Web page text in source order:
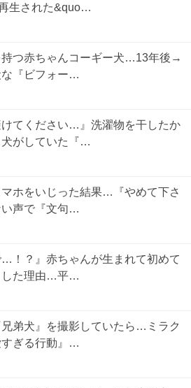
生された&quo…
持つ赤ちゃんコーギー犬…13年後→
な『ビフォー…
けてください…』洗濯物を干したか
がしていた『…
ホをいじった結果…『やめて下さ
声で『文句…
…！？』赤ちゃんが生まれて初めて
した理由…平…
弟犬』を撮影していたら…ミラク
すぎる行動』…